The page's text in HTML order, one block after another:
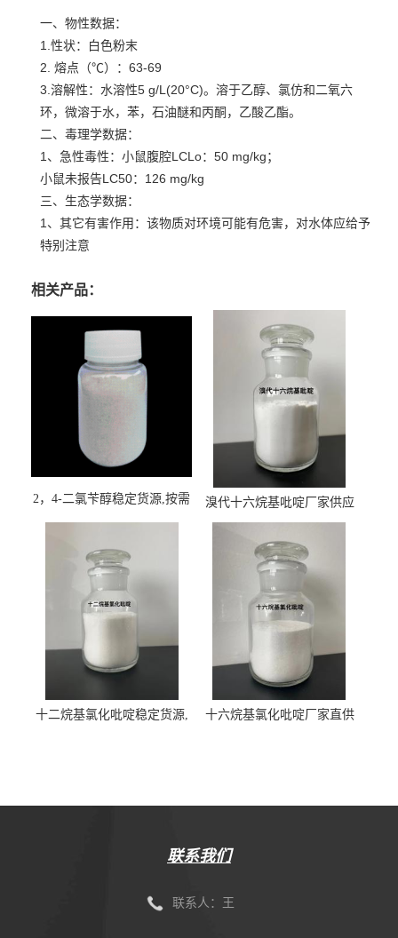
一、物性数据：
1.性状：白色粉末
2. 熔点（℃）：63-69
3.溶解性：水溶性5 g/L(20°C)。溶于乙醇、氯仿和二氧六
环，微溶于水，苯，石油醚和丙酮，乙酸乙酯。
二、毒理学数据：
1、急性毒性：小鼠腹腔LCLo：50 mg/kg；
小鼠未报告LC50：126 mg/kg
三、生态学数据：
1、其它有害作用：该物质对环境可能有危害，对水体应给予
特别注意
相关产品：
2，4-二氯苄醇稳定货源,按需
订购
溴代十六烷基吡啶厂家供应
十二烷基氯化吡啶稳定货源,
十六烷基氯化吡啶厂家直供
联系我们
联系人：王